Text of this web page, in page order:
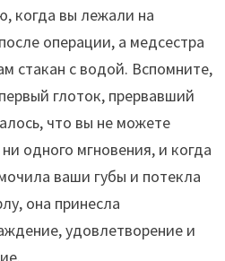
когда вы лежали на
операции, а медсестра
стакан с водой. Вспомните,
глоток, прервавший
что вы не можете
одного мгновения, и когда
ваши губы и потекла
она принесла
удовлетворение и